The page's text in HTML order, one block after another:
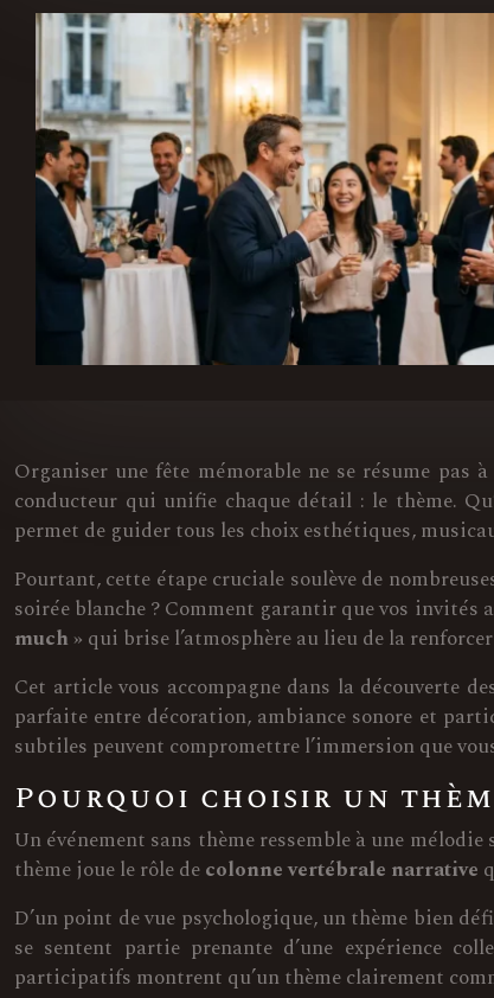
Organiser une fête mémorable ne se résume
conducteur qui unifie chaque détail : le thème.
permet de guider tous les choix esthétiques,
Pourtant, cette étape cruciale soulève de
soirée blanche ? Comment garantir que vos invités
much » qui brise l’atmosphère au lieu de la
Cet article vous accompagne dans la découverte
parfaite entre décoration, ambiance sonore et
subtiles peuvent compromettre l’immersion que
Pourquoi choisir un
Un événement sans thème ressemble à une
thème joue le rôle decolonne vertébrale narrative
D’un point de vue psychologique, un thème bien
se sentent partie prenante d’une expérience
participatifs montrent qu’un thème clairement